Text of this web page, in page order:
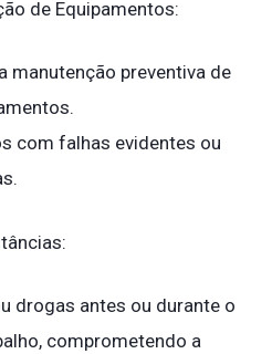
de Equipamentos:
manutenção preventiva de
com falhas evidentes ou
drogas antes ou durante o
comprometendo a